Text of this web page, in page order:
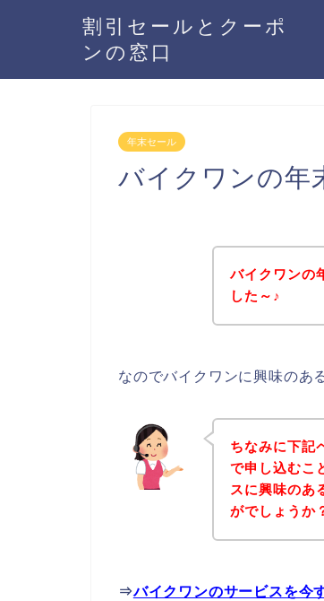
割引セールとクーポ
ンの窓口
年末セール
バイクワンの年
バイクワンの
した～♪
なのでバイクワンに興味のあ
ちなみに下記
で申し込むこ
スに興味のあ
がでしょうか
⇒バイクワンのサービスを今